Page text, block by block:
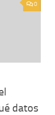
0
datos